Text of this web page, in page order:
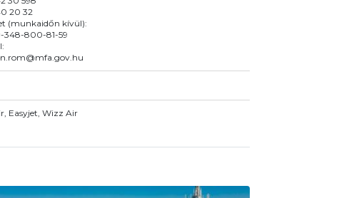
20 32
(munkaidőn kívül):
348-800-81-59
Easyjet, Wizz Air